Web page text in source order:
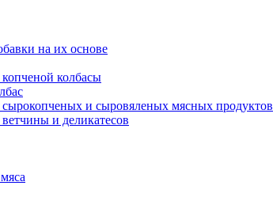
на их основе
колбасы
и сыровяленых мясных продуктов
и деликатесов